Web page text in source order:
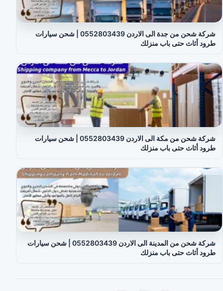
شركة شحن من جدة الى الاردن 0552803439 | شحن سيارات
طرود أثاث حتى باب منزلك
شركة شحن من مكة الى الاردن 0552803439 | شحن سيارات
طرود أثاث حتى باب منزلك
شركة شحن من المدينة الى الاردن 0552803439 | شحن سيارات
طرود أثاث حتى باب منزلك